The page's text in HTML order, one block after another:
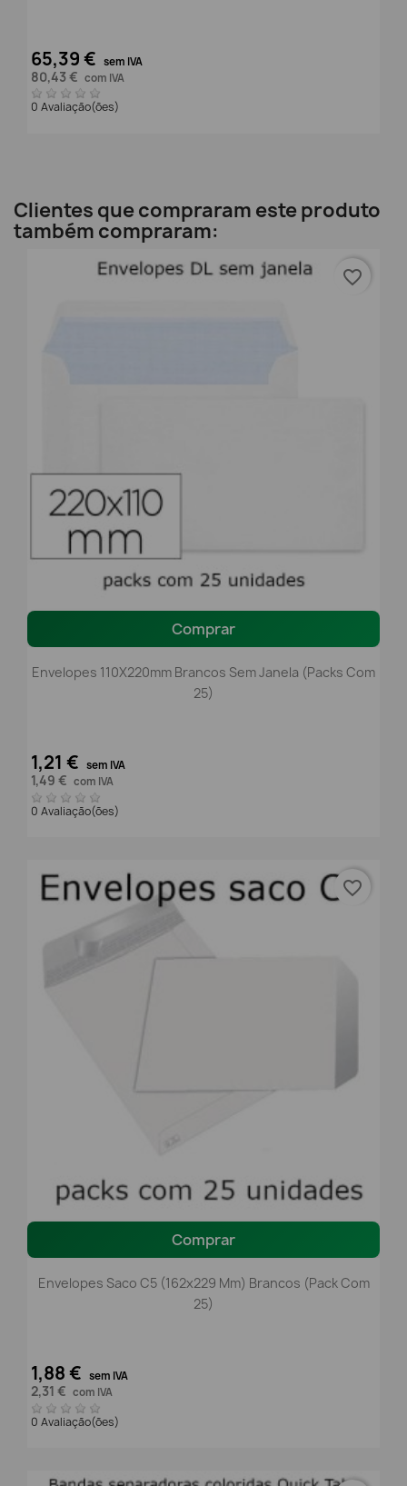
65,39 € sem IVA
80,43 € com IVA
0 Avaliação(ões)
Clientes que compraram este produto
também compraram:
Comprar
Envelopes 110X220mm Brancos Sem Janela (packs Com
25)
1,21 € sem IVA
1,49 € com IVA
0 Avaliação(ões)
favorite_border
Comprar
Envelopes Saco C5 (162x229 Mm) Brancos (pack Com
25)
1,88 € sem IVA
2,31 € com IVA
0 Avaliação(ões)
favorite_border